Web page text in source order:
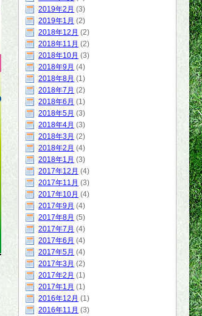
2019年2月 (3)
2019年1月 (2)
2018年12月 (2)
2018年11月 (2)
2018年10月 (3)
2018年9月 (4)
2018年8月 (1)
2018年7月 (2)
2018年6月 (1)
2018年5月 (3)
2018年4月 (3)
2018年3月 (2)
2018年2月 (4)
2018年1月 (3)
2017年12月 (4)
2017年11月 (3)
2017年10月 (4)
2017年9月 (4)
2017年8月 (5)
2017年7月 (4)
2017年6月 (4)
2017年5月 (4)
2017年3月 (2)
2017年2月 (1)
2017年1月 (1)
2016年12月 (1)
2016年11月 (3)